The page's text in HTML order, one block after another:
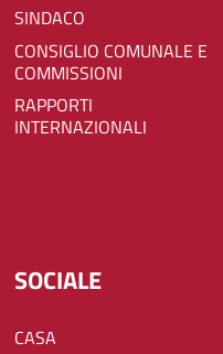
SINDACO
CONSIGLIO COMUNALE E
COMMISSIONI
RAPPORTI
INTERNAZIONALI
SOCIALE
CASA